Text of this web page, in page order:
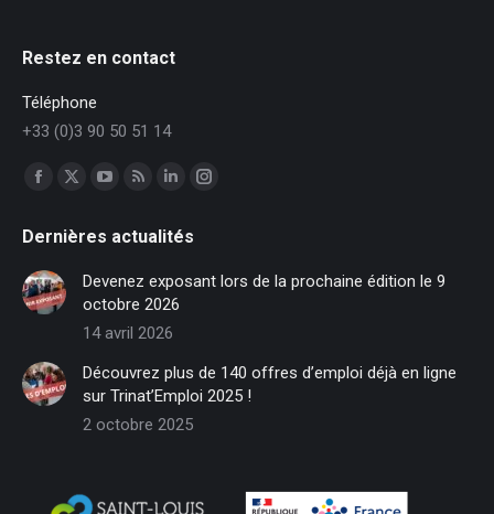
Restez en contact
Téléphone
+33 (0)3 90 50 51 14
Trouvez nous sur :
Facebook
opens
in
new
window
X
opens
new
window
opens
in
new
window
opens
in
new
window
LinkedIn
opens
in
new
window
Instagram
in
Dernières actualités
Devenez exposant lors de la prochaine édition le 9
octobre 2026
14 avril 2026
Découvrez plus de 140 offres d’emploi déjà en ligne
sur Trinat’Emploi 2025 !
2 octobre 2025